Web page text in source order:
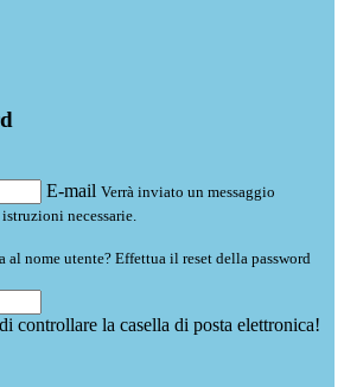
E-mail Verrà inviato un messaggio
necessarie.
al nome utente? Effettua il reset della password
controllare la casella di posta elettronica!